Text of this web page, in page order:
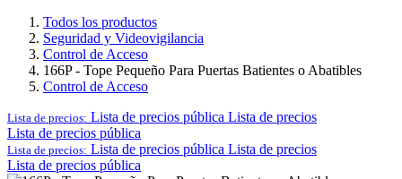
Todos los productos
Seguridad y Videovigilancia
Control de Acceso
166P - Tope Pequeño Para Puertas Batientes o Abatibles
Control de Acceso
Lista de precios: Lista de precios pública Lista de precios
Lista de precios pública
Lista de precios: Lista de precios pública Lista de precios
Lista de precios pública